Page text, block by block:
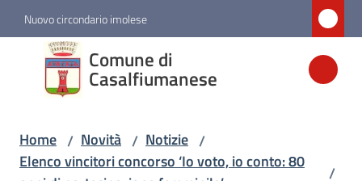
Vai al contenuto
Vai alla navigazione
Vai al footer
Nuovo circondario imolese
Comune di
Casalfiumanese
Comune di
Casalfiumanese
Amministrazione
Home / Novità / Notizie /
Elenco vincitori concorso ‘Io voto, io conto: 80
/